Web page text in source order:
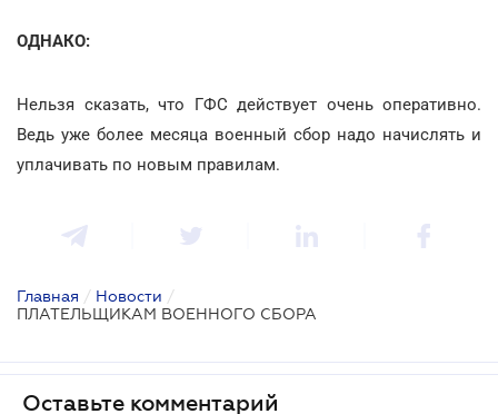
ОДНАКО:
Нельзя сказать, что ГФС действует очень оперативно.
Ведь уже более месяца военный сбор надо начислять и
уплачивать по новым правилам.
Главная / Новости /
ПЛАТЕЛЬЩИКАМ ВОЕННОГО СБОРА
Оставьте комментарий